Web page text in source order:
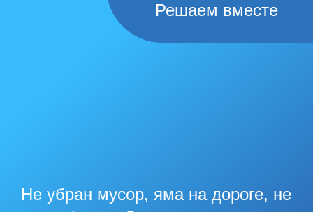
Решаем вместе
Не убран мусор, яма на дороге, не